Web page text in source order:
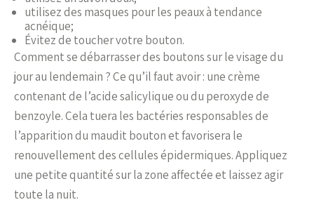
utilisez des masques pour les peaux à tendance
acnéique;
Évitez de toucher votre bouton.
Comment se débarrasser des boutons sur le visage du
jour au lendemain ? Ce qu’il faut avoir : une crème
contenant de l’acide salicylique ou du peroxyde de
benzoyle. Cela tuera les bactéries responsables de
l’apparition du maudit bouton et favorisera le
renouvellement des cellules épidermiques. Appliquez
une petite quantité sur la zone affectée et laissez agir
toute la nuit.